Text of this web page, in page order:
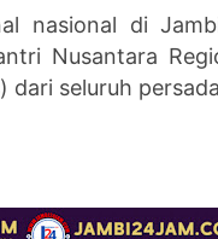
nasional di
Nusantara
seluruh